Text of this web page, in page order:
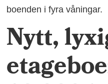
boenden i fyra våningar.
Nytt,